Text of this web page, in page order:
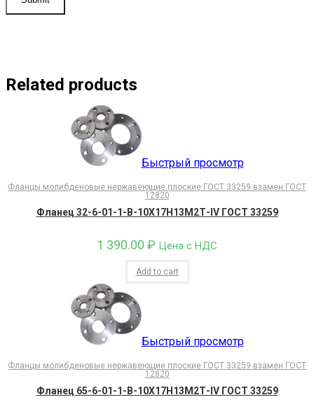
Related products
Быстрый просмотр
Фланцы молибденовые нержавеющие плоские ГОСТ 33259 взамен ГОСТ
12820
Фланец 32-6-01-1-В-10Х17Н13М2Т-IV ГОСТ 33259
1 390.00 ₽ Цена с НДС
Add to cart
Быстрый просмотр
Фланцы молибденовые нержавеющие плоские ГОСТ 33259 взамен ГОСТ
12820
Фланец 65-6-01-1-В-10Х17Н13М2Т-IV ГОСТ 33259